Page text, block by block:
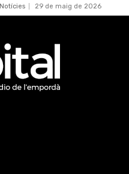
Notícies 29 de maig de 2026